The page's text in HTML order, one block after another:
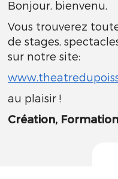
Bonjour, bienvenu,
Vous trouverez
de stages,
sur notre site:
au plaisir !
Création,